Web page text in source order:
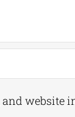
and website